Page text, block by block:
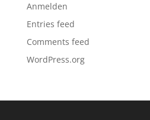
Anmelden
Entries feed
Comments feed
WordPress.org